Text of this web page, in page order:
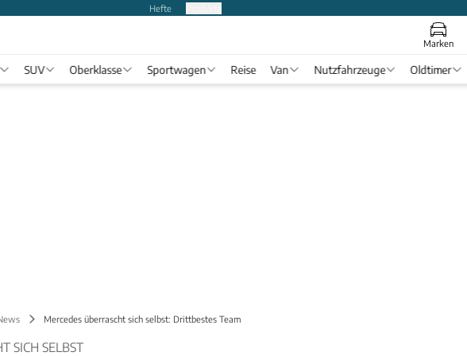
Hefte
Marken
SUV Oberklasse Sportwagen Reise Van Nutzfahrzeuge Oldtimer
Mercedes überrascht sich selbst: Drittbestes Team
SICH SELBST